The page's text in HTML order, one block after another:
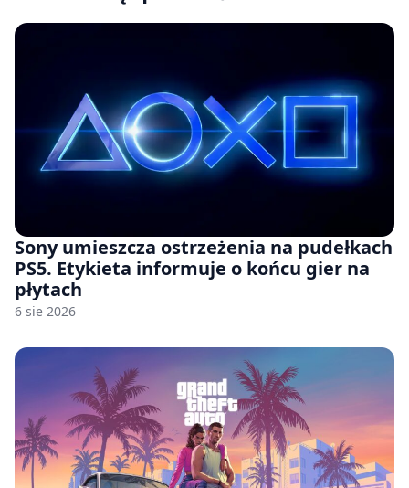
Sony umieszcza ostrzeżenia na pudełkach
PS5. Etykieta informuje o końcu gier na
płytach
6 sie 2026